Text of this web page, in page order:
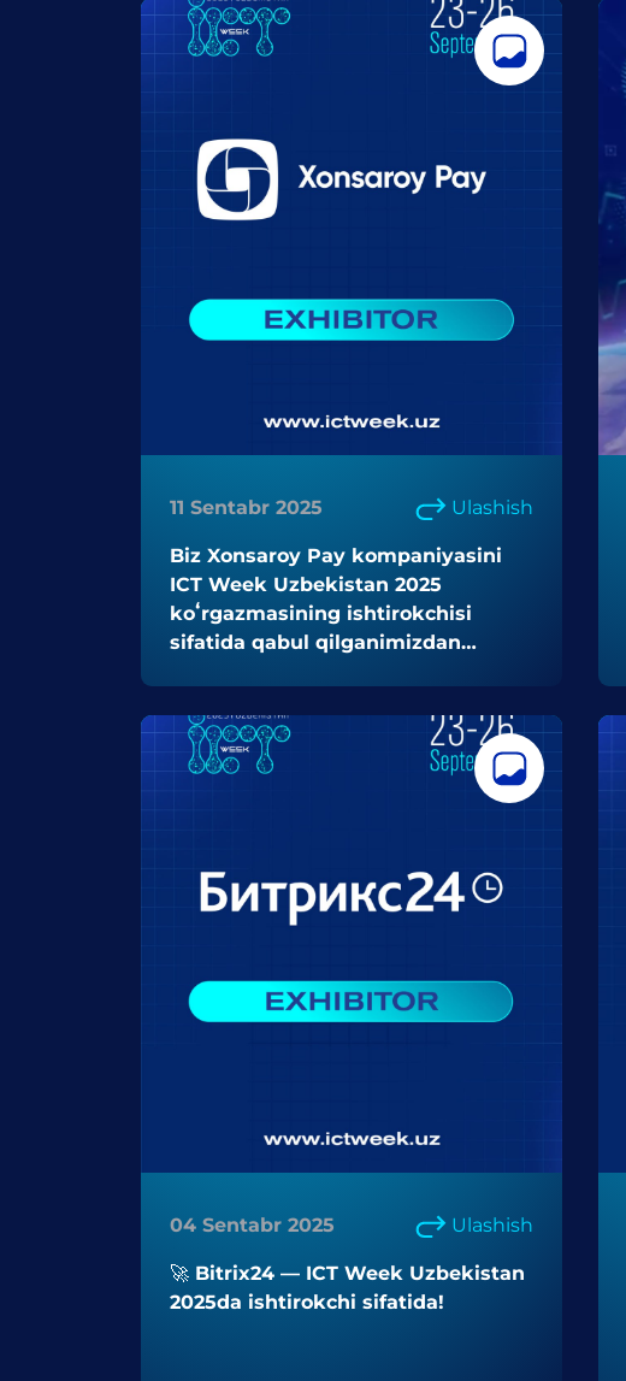
11 Sentabr 2025 Ulashish
Biz Xonsaroy Pay kompaniyasini
ICT Week Uzbekistan 2025
koʻrgazmasining ishtirokchisi
sifatida qabul qilganimizdan
04 Sentabr 2025 Ulashish
🚀 Bitrix24 — ICT Week Uzbekistan
2025da ishtirokchi sifatida!